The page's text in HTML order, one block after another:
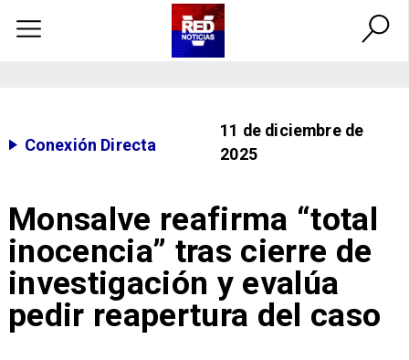
Conexión Directa
11 de diciembre de
2025
Monsalve reafirma “total
inocencia” tras cierre de
investigación y evalúa
pedir reapertura del caso